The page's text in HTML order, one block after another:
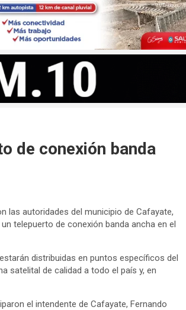
de conexión banda
las autoridades del municipio de Cafayate,
telepuerto de conexión banda ancha en el
distribuidas en puntos específicos del
satelital de calidad a todo el país y, en
el intendente de Cafayate, Fernando